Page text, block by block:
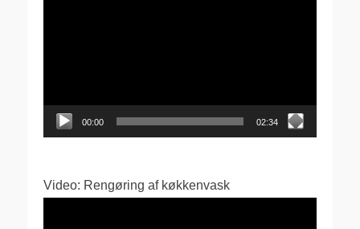
00:00 02:34
Video: Rengøring af køkkenvask